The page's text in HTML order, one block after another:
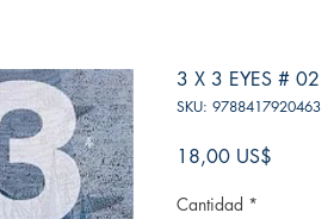
3 X 3 EYES # 02
SKU: 9788417920463
18,00 US$
Cantidad *